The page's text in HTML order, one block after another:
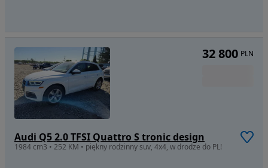
Audi Q5 2.0 TFSI Quattro S tronic design
1984 cm3 • 252 KM • piękny rodzinny suv, 4x4, w drodze do PL!
32 800 PLN